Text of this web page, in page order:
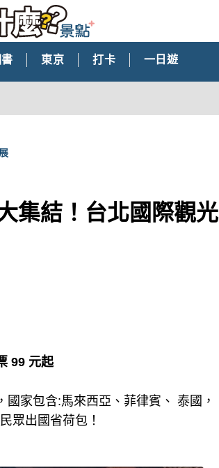
東京 打卡 一日遊
集結！台北國際觀光
99 元起
家包含:馬來西亞、菲律賓、 泰國，
眾出國省荷包！